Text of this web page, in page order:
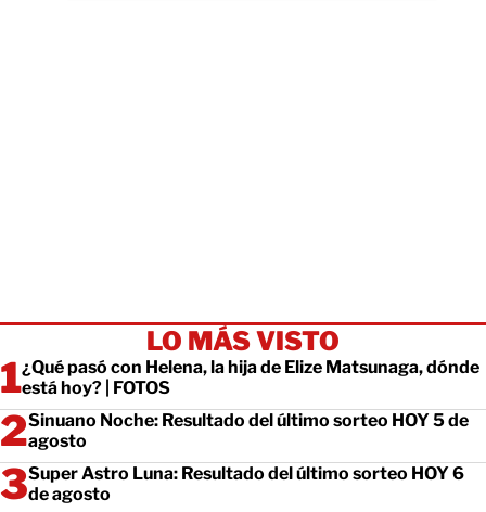
LO MÁS VISTO
¿Qué pasó con Helena, la hija de Elize Matsunaga, dónde
está hoy? | FOTOS
Sinuano Noche: Resultado del último sorteo HOY 5 de
agosto
Super Astro Luna: Resultado del último sorteo HOY 6
de agosto